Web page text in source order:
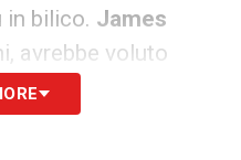
in bilico. James
avrebbe voluto
settimane fa
sono con